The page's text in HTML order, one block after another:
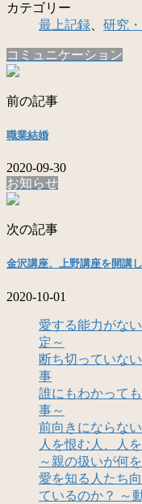
カテゴリー
最上記録
研究
コミュニケーション
前の記事
職業結婚
2020-09-30
お知らせ
次の記事
金沢講座、上野講座を開講
2020-10-01
愛する能力がな
定～
断ち切っていな
事
誰にもわかって
事～
前向きにならな
人を恨む人、人
～親の扱いが何
愛を知る人たち
ているのか？ ～